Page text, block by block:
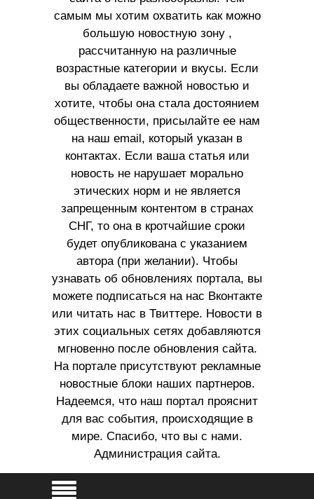
самым мы хотим охватить как можно
большую новостную зону ,
рассчитанную на различные
возрастные категории и вкусы. Если
вы обладаете важной новостью и
хотите, чтобы она стала достоянием
общественности, присылайте ее нам
на наш email, который указан в
контактах. Если ваша статья или
новость не нарушает морально
этических норм и не является
запрещенным контентом в странах
СНГ, то она в кротчайшие сроки
будет опубликована с указанием
автора (при желании). Чтобы
узнавать об обновлениях портала, вы
можете подписаться на нас Вконтакте
или читать нас в Твиттере. Новости в
этих социальных сетях добавляются
мгновенно после обновления сайта.
На портале присутствуют рекламные
новостные блоки наших партнеров.
Надеемся, что наш портал прояснит
для вас события, происходящие в
мире. Спасибо, что вы с нами.
Администрация сайта.